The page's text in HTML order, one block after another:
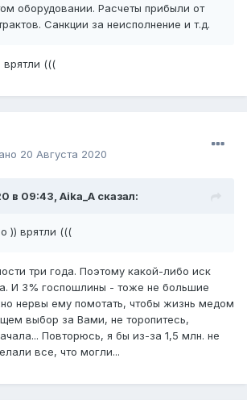
оборудовании. Расчеты прибыли от
Санкции за неисполнение и т.д.
врятли (((
20 Августа 2020
в 09:43, Aika_A сказал:
)) врятли (((
три года. Поэтому какой-либо иск
И 3% госпошлины - тоже не большие
нервы ему помотать, чтобы жизнь медом
выбор за Вами, не торопитесь,
Повторюсь, я бы из-за 1,5 млн. не
все, что могли...